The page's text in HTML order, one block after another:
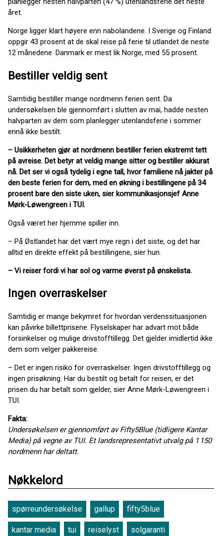
året.
Norge ligger klart høyere enn nabolandene. I Sverige og Finland
oppgir 43 prosent at de skal reise på ferie til utlandet de neste
12 månedene. Danmark er mest lik Norge, med 55 prosent.
Bestiller veldig sent
Samtidig bestiller mange nordmenn ferien sent. Da
undersøkelsen ble gjennomført i slutten av mai, hadde nesten
halvparten av dem som planlegger utenlandsferie i sommer
ennå ikke bestilt.
– Usikkerheten gjør at nordmenn bestiller ferien ekstremt tett
på avreise. Det betyr at veldig mange sitter og bestiller akkurat
nå. Det ser vi også tydelig i egne tall, hvor familiene nå jakter på
den beste ferien for dem, med en økning i bestillingene på 34
prosent bare den siste uken, sier kommunikasjonsjef Anne
Mørk-Løwengreen i TUI.
Også været her hjemme spiller inn.
– På Østlandet har det vært mye regn i det siste, og det har
alltid en direkte effekt på bestillingene, sier hun.
– Vi reiser fordi vi har sol og varme øverst på ønskelista.
Ingen overraskelser
Samtidig er mange bekymret for hvordan verdenssituasjonen
kan påvirke billettprisene. Flyselskaper har advart mot både
forsinkelser og mulige drivstofftillegg. Det gjelder imidlertid ikke
dem som velger pakkereise.
– Det er ingen risiko for overraskelser. Ingen drivstofftillegg og
ingen prisøkning. Har du bestilt og betalt for reisen, er det
prisen du har betalt som gjelder, sier Anne Mørk-Løwengreen i
TUI.
Fakta:
Undersøkelsen er gjennomført av Fifty5Blue (tidligere Kantar
Media) på vegne av TUI. Et landsrepresentativt utvalg på 1 150
nordmenn har deltatt.
Nøkkelord
spørreundersøkelse gallup fifty5blue
kantar media tui reiselyst solgaranti